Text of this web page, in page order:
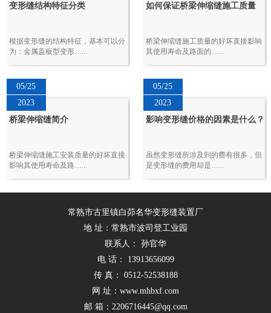
变形缝结构特征分类
根据变形缝的结构特征，基本可以分
为：金属盖板型变形…...
如何保证桥梁伸缩缝施工质量
桥梁伸缩缝施工质量的好坏直接影响
其使用寿命及路面的…...
05/25
2023
桥梁伸缩缝简介
桥梁伸缩缝施工安装质量的好坏直接
影响其使用寿命及路…...
05/25
2023
影响变形缝价格的因素是什么？
虽然变形缝所涉及到的费有很多，但
是变形缝的费用却是…...
常熟市古里镇白茆名华变形缝装置厂
地 址：常熟市波司登工业园
联系人： 孙官华
电 话： 13913656099
传 真： 0512-52538188
网 址：www.mhbxf.com
邮 箱：2206716445@qq.com